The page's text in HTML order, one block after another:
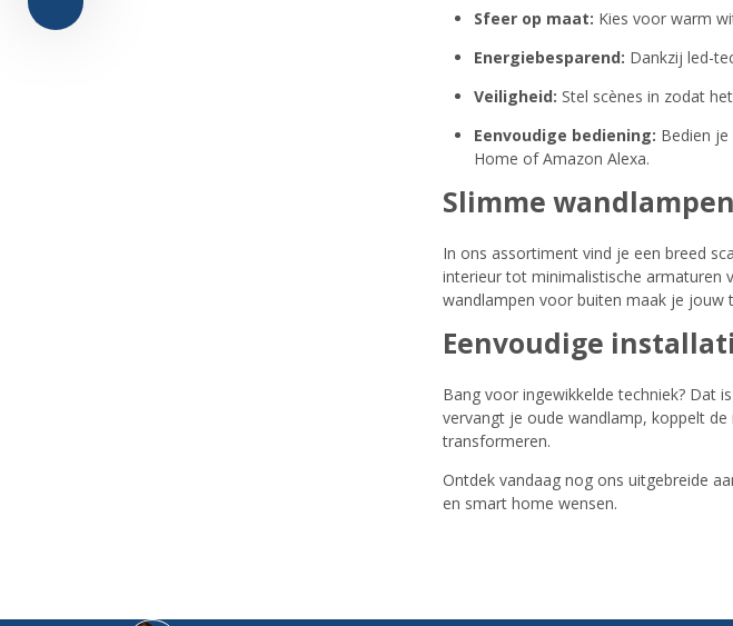
Sfeer op maat: Kies voor warm
Energiebesparend: Dankzij led-
Veiligheid: Stel scènes in zodat
Eenvoudige bediening: Bedien je
Home of Amazon Alexa.
Slimme
In ons assortiment vind je een breed
interieur tot minimalistische armaturen
wandlampen voor buiten maak je jouw
Eenvoudige
Bang voor ingewikkelde techniek? Dat
vervangt je oude wandlamp, koppelt
transformeren.
Ontdek vandaag nog ons uitgebreide
en smart home wensen.